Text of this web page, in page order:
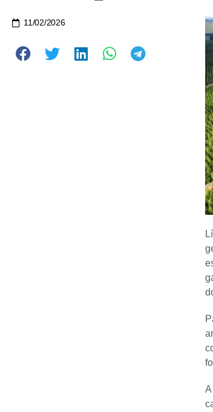
11/02/2026
A